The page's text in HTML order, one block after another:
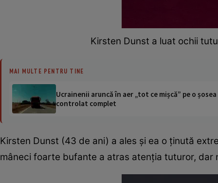
Kirsten Dunst a luat ochii
MAI MULTE PENTRU TINE
Ucrainenii aruncă în aer „tot ce mișcă” pe o
controlat complet
Kirsten Dunst (43 de ani) a ales și ea o ținută
mâneci foarte bufante a atras atenția tuturor, dar